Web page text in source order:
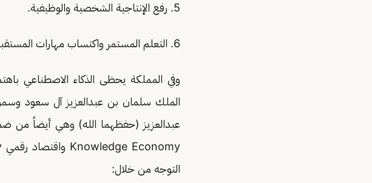
5. رفع الإنتاجية الشخصية والوظيفية.
6. التعلم المستمر واكتساب مهارات المستقبل.
وفي المملكة يحظى الذكاء الاصطناعي
الملك سلمان بن عبدالعزيز آل سعود
التوجه من خلال: